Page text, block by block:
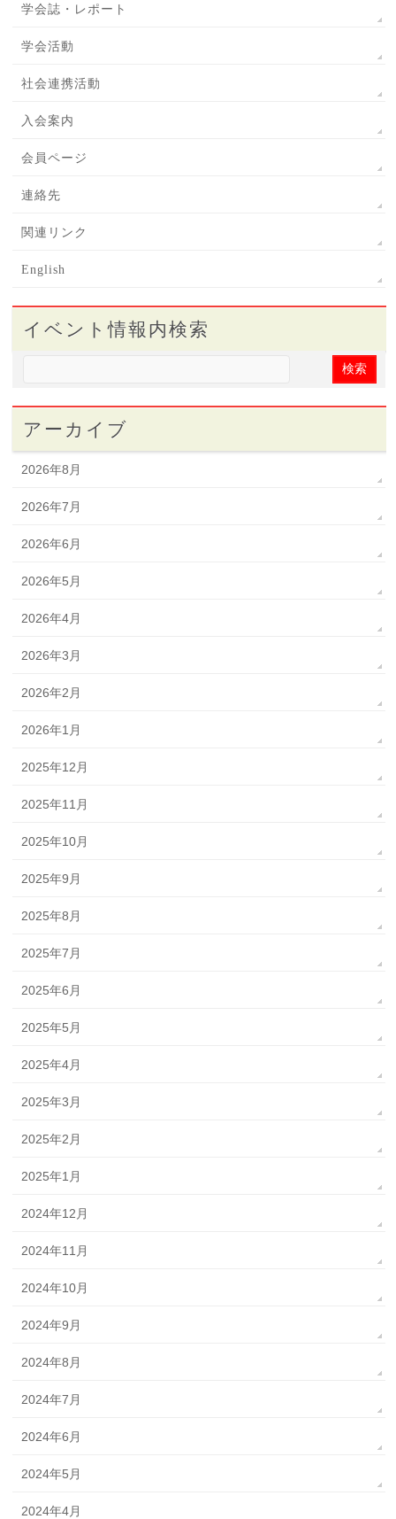
学会誌・レポート
学会活動
社会連携活動
入会案内
会員ページ
連絡先
関連リンク
English
イベント情報内検索
アーカイブ
2026年8月
2026年7月
2026年6月
2026年5月
2026年4月
2026年3月
2026年2月
2026年1月
2025年12月
2025年11月
2025年10月
2025年9月
2025年8月
2025年7月
2025年6月
2025年5月
2025年4月
2025年3月
2025年2月
2025年1月
2024年12月
2024年11月
2024年10月
2024年9月
2024年8月
2024年7月
2024年6月
2024年5月
2024年4月